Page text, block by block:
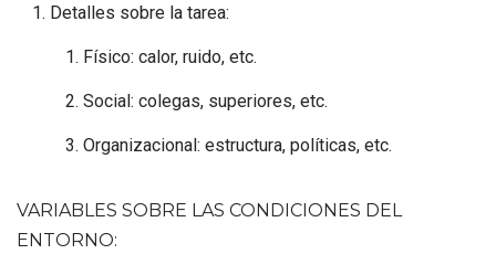
Detalles sobre la tarea:
Físico: calor, ruido, etc.
Social: colegas, superiores, etc.
Organizacional: estructura, políticas, etc.
VARIABLES SOBRE LAS CONDICIONES DEL
ENTORNO: